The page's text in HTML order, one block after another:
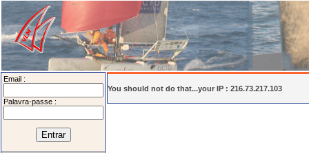
Email :
Palavra-passe :
You should not do that...your IP : 216.73.217.103